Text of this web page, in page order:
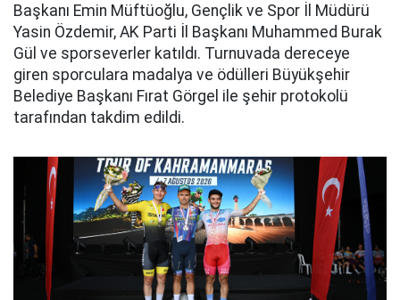
Başkanı Emin Müftüoğlu, Gençlik ve Spor İl Müdürü
Yasin Özdemir, AK Parti İl Başkanı Muhammed Burak
Gül ve sporseverler katıldı. Turnuvada dereceye
giren sporculara madalya ve ödülleri Büyükşehir
Belediye Başkanı Fırat Görgel ile şehir protokolü
tarafından takdim edildi.